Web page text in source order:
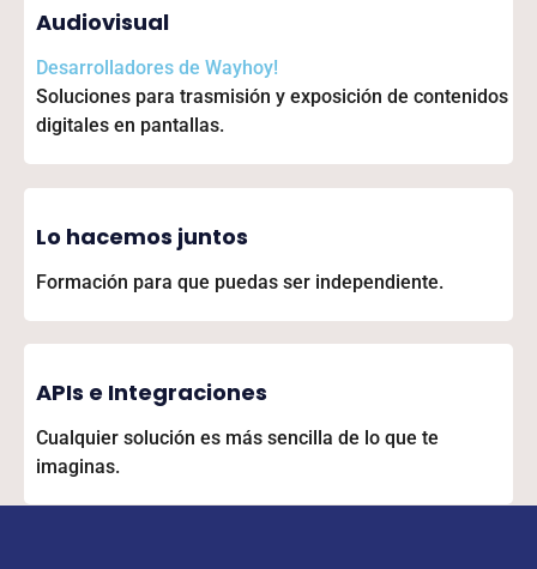
Audiovisual
Desarrolladores de Wayhoy!
Soluciones para trasmisión y exposición de contenidos
digitales en pantallas.
Lo hacemos juntos
Formación para que puedas ser independiente.
APIs e Integraciones
Cualquier solución es más sencilla de lo que te
imaginas.